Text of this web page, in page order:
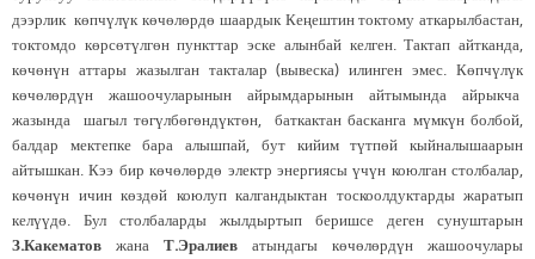
дээрлик көпчүлүк көчөлөрдө шаардык Кеңештин токтому аткарылбастан,
токтомдо көрсөтүлгөн пункттар эске алынбай келген. Тактап айтканда,
көчөнүн аттары жазылган такталар (вывеска) илинген эмес. Көпчүлүк
көчөлөрдүн жашоочуларынын айрымдарынын айтымында айрыкча
жазында шагыл төгүлбөгөндүктөн, баткактан басканга мүмкүн болбой,
балдар мектепке бара алышпай, бут кийим түтпөй кыйналышаарын
айтышкан. Кээ бир көчөлөрдө электр энергиясы үчүн коюлган столбалар,
көчөнүн ичин көздөй коюлуп калгандыктан тоскоолдуктарды жаратып
келүүдө. Бул столбаларды жылдыртып беришсе деген сунуштарын
З.Какематов жана Т.Эралиев атындагы көчөлөрдүн жашоочулары